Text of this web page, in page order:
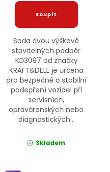
Sada dvou výškově
stavitelných podpěr
KD3097 od značky
KRAFT&DELE je určena
pro bezpečné a stabilní
podepření vozidel při
servisních,
opravárenských nebo
diagnostických...
Skladem